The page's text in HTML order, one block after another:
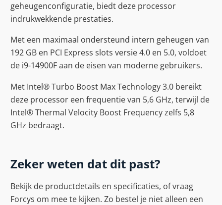
geheugenconfiguratie, biedt deze processor
indrukwekkende prestaties.
Met een maximaal ondersteund intern geheugen van
192 GB en PCI Express slots versie 4.0 en 5.0, voldoet
de i9-14900F aan de eisen van moderne gebruikers.
Met Intel® Turbo Boost Max Technology 3.0 bereikt
deze processor een frequentie van 5,6 GHz, terwijl de
Intel® Thermal Velocity Boost Frequency zelfs 5,8
GHz bedraagt.
Zeker weten dat dit past?
Bekijk de productdetails en specificaties, of vraag
Forcys om mee te kijken. Zo bestel je niet alleen een